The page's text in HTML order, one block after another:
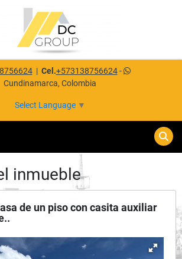
| Cel.+573138756624-
Cundinamarca, Colombia
Select Language ▼
inmueble
de un piso con casita auxiliar